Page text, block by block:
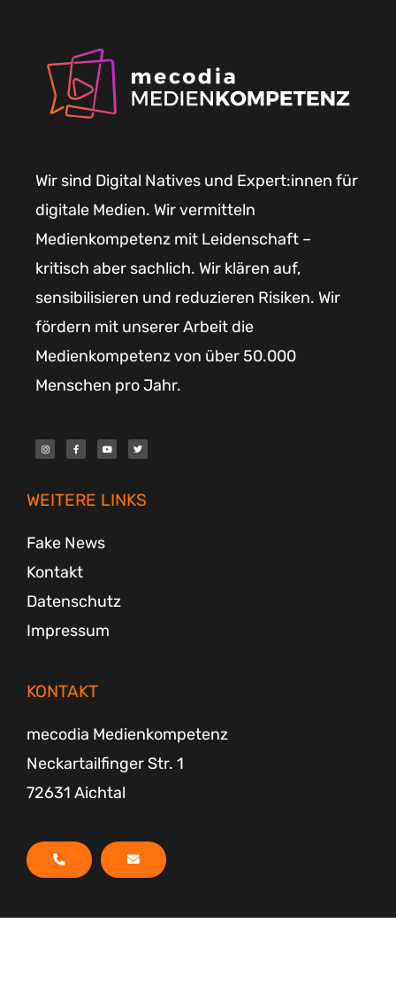
Wir sind Digital Natives und Expert:innen für
digitale Medien. Wir vermitteln
Medienkompetenz mit Leidenschaft –
kritisch aber sachlich. Wir klären auf,
sensibilisieren und reduzieren Risiken. Wir
fördern mit unserer Arbeit die
Medienkompetenz von über 50.000
Menschen pro Jahr.
I
n
s
a
m
F
a
c
k
-
Y
o
u
T
w
i
WEITERE LINKS
Fake News
Kontakt
Datenschutz
Impressum
KONTAKT
mecodia Medienkompetenz
Neckartailfinger Str. 1
72631 Aichtal